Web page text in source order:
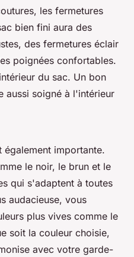
les fermetures
bien fini aura des
des fermetures éclair
poignées confortables.
du sac. Un bon
aussi soigné à l'intérieur
également importante.
le noir, le brun et le
qui s'adaptent à toutes
audacieuse, vous
plus vives comme le
soit la couleur choisie,
avec votre garde-